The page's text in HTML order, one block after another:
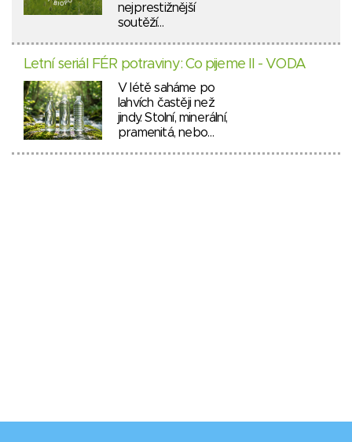
nejprestižnější
soutěží…
Letní seriál FÉR potraviny: Co pijeme II - VODA
V létě saháme po
lahvích častěji než
jindy. Stolní, minerální,
pramenitá, nebo…